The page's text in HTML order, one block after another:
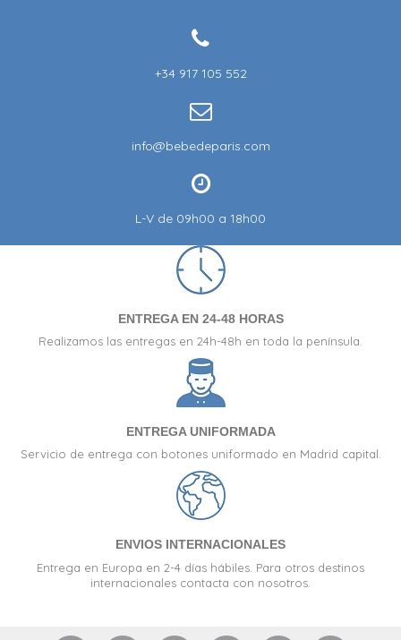
+34 917 105 552
info@bebedeparis.com
L-V de 09h00 a 18h00
ENTREGA EN 24-48 HORAS
Realizamos las entregas en 24h-48h en toda la península.
ENTREGA UNIFORMADA
Servicio de entrega con botones uniformado en Madrid capital.
ENVIOS INTERNACIONALES
Entrega en Europa en 2-4 días hábiles. Para otros destinos
internacionales contacta con nosotros.